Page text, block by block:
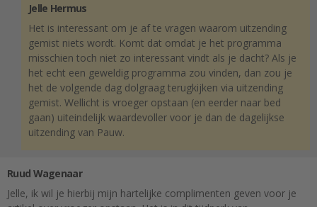
Jelle Hermus
Het is interessant om je af te vragen waarom uitzending
gemist niets wordt. Komt dat omdat je het programma
misschien toch niet zo interessant vindt als je dacht? Als je
het echt een geweldig programma zou vinden, dan zou je
het de volgende dag dolgraag terugkijken via uitzending
gemist. Wellicht is vroeger opstaan (en eerder naar bed
gaan) uiteindelijk waardevoller voor je dan de dagelijkse
uitzending van Pauw.
Ruud Wagenaar
Jelle, ik wil je hierbij mijn hartelijke complimenten geven voor je